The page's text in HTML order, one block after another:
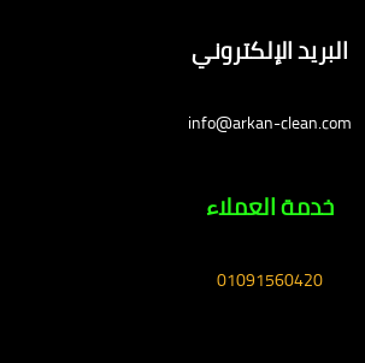
البريد الإلكتروني
info@arkan-clean.com
خدمة العملاء
01091560420